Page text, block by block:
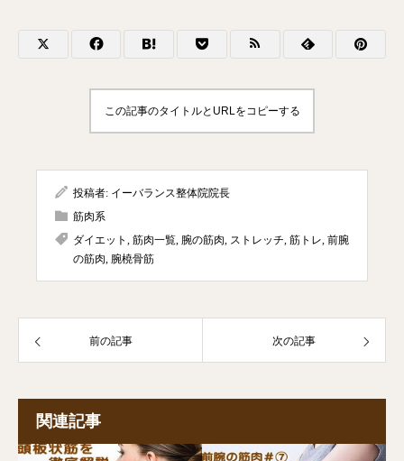
この記事のタイトルとURLをコピーする
投稿者: イーバランス整体院院長
筋肉系
ダイエット , 筋肉一覧, 腕の筋肉, ストレッチ, 筋トレ, 前腕
の筋肉, 腕橈骨筋
前の記事 次の記事
関連記事